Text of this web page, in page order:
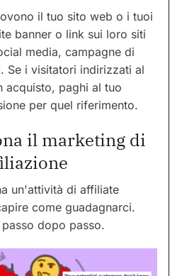
il tuo sito web o i tuoi
banner o link sui loro siti
media, campagne di
Se i visitatori indirizzati al
acquisto, paghi al tuo
per quel riferimento.
il marketing di
un'attività di affiliate
come guadagnarci.
dopo passo.